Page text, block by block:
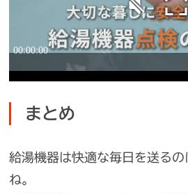
まとめ
給湯機器は快適な毎日を送る
ね。